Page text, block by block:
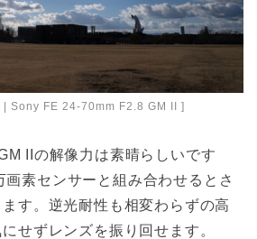
Sony FE 24-70mm F2.8 GM II ]
IIの解像力は素晴らしいです
素センサーと組み合わせるとさ
す。逆光耐性も相変わらずの高
せずレンズを振り回せます。